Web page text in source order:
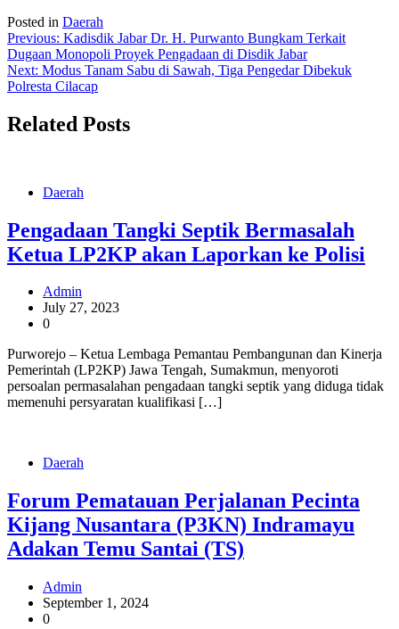
Posted in Daerah
Post
navigation
Previous: Kadisdik Jabar Dr. H. Purwanto Bungkam Terkait
Dugaan Monopoli Proyek Pengadaan di Disdik Jabar
Next: Modus Tanam Sabu di Sawah, Tiga Pengedar Dibekuk
Polresta Cilacap
Related Posts
Daerah
Pengadaan Tangki Septik Bermasalah
Ketua LP2KP akan Laporkan ke Polisi
Admin
July 27, 2023
0
Purworejo – Ketua Lembaga Pemantau Pembangunan dan Kinerja
Pemerintah (LP2KP) Jawa Tengah, Sumakmun, menyoroti
persoalan permasalahan pengadaan tangki septik yang diduga tidak
memenuhi persyaratan kualifikasi […]
Daerah
Forum Pematauan Perjalanan Pecinta
Kijang Nusantara (P3KN) Indramayu
Adakan Temu Santai (TS)
Admin
September 1, 2024
0